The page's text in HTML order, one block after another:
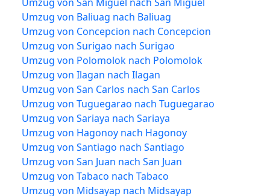
Umzug von Baliuag nach Baliuag
Umzug von Concepcion nach Concepcion
Umzug von Surigao nach Surigao
Umzug von Polomolok nach Polomolok
Umzug von Ilagan nach Ilagan
Umzug von San Carlos nach San Carlos
Umzug von Tuguegarao nach Tuguegarao
Umzug von Sariaya nach Sariaya
Umzug von Hagonoy nach Hagonoy
Umzug von Santiago nach Santiago
Umzug von San Juan nach San Juan
Umzug von Tabaco nach Tabaco
Umzug von Midsayap nach Midsayap